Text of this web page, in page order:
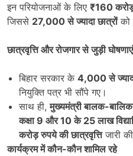
इन परियोजनाओं के लिए ₹160
जिससे 27,000से ज्यादा छात्रोंको
छात्रवृत्ति और रोजगार से जुड़ी घोषणाएं
बिहार सरकार के 4,000से
नियुक्ति पत्र भी सौंपे गए।
साथ ही,मुख्यमंत्री बालक-
कक्षा 9 और 10के 25लाख
करोड़ रुपये की छात्रवृत्तिजारी
कार्यक्रम में कौन-कौन शामिल रहे